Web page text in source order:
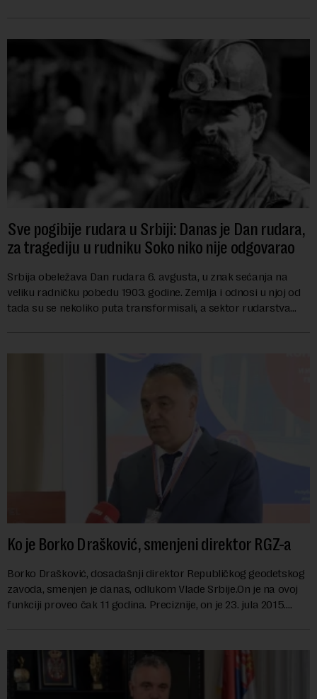
Sve pogibije rudara u Srbiji: Danas je Dan rudara,
za tragediju u rudniku Soko niko nije odgovarao
Srbija obeležava Dan rudara 6. avgusta, u znak sećanja na
veliku radničku pobedu 1903. godine. Zemlja i odnosi u njoj od
tada su se nekoliko puta transformisali, a sektor rudarstva
Ko je Borko Drašković, smenjeni direktor RGZ-a
Borko Drašković, dosadašnji direktor Republičkog geodetskog
zavoda, smenjen je danas, odlukom Vlade Srbije.On je na ovoj
funkciji proveo čak 11 godina. Preciznije, on je 23. jula 2015.